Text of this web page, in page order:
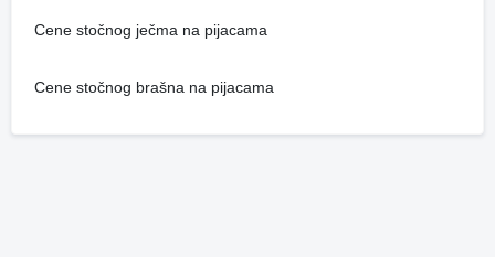
Cene stočnog ječma na pijacama
Cene stočnog brašna na pijacama